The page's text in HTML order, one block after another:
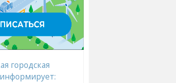
городская